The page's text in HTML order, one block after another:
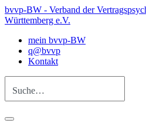
bvvp-BW - Verband der
Württemberg e.V.
mein bvvp-BW
q@bvvp
Kontakt
Suche…